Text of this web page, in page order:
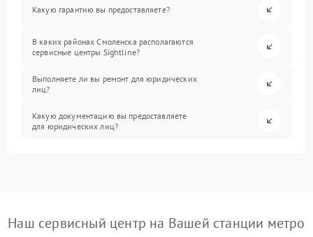
Какую гарантию вы предоставляете?
В каких районах Смоленска располагаются
сервисные центры Sightline?
Выполняете ли вы ремонт для юридических
лиц?
Какую документацию вы предоставляете
для юридических лиц?
Наш сервисный центр на Вашей станции метро